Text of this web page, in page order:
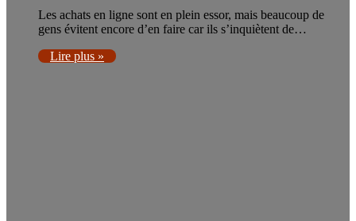
Les achats en ligne sont en plein essor, mais beaucoup de
gens évitent encore d’en faire car ils s’inquiètent de…
Lire plus »